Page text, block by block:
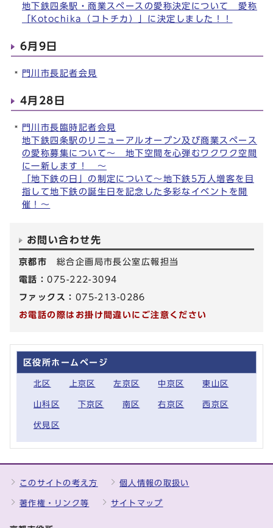
地下鉄四条駅・商業スペースの愛称決定について 愛称
「Kotochika（コトチカ）」に決定しました！！
6月9日
門川市長記者会見
4月28日
門川市長臨時記者会見
地下鉄四条駅のリニューアルオープン及び商業スペース
の愛称募集について～ 地下空間を心弾むワクワク空間
に一新します！ ～
「地下鉄の日」の制定について～地下鉄5万人増客を目
指して地下鉄の誕生日を記念した多彩なイベントを開
催！～
お問い合わせ先
京都市 総合企画局市長公室広報担当
電話：075-222-3094
ファックス： 075-213-0286
お電話の際はお掛け間違いにご注意ください
区役所ホームページ
北区 上京区 左京区 中京区 東山区
山科区 下京区 南区 右京区 西京区
伏見区
このサイトの考え方 個人情報の取扱い
著作権・リンク等 サイトマップ